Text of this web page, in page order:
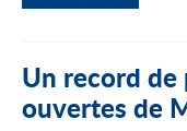
Un record de
ouvertes de